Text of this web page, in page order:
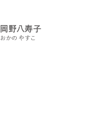
岡野八寿子
おかの やすこ